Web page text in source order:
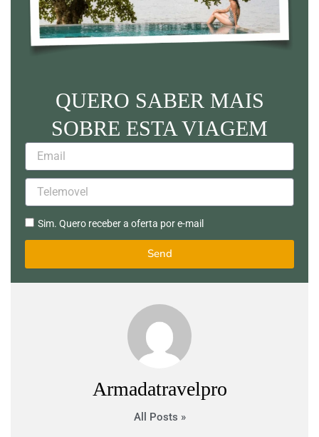
QUERO SABER MAIS
SOBRE ESTA VIAGEM
Email
Telemovel
Sim.Sim. Quero receber a oferta por e-mail
Send
Armadatravelpro
All Posts »